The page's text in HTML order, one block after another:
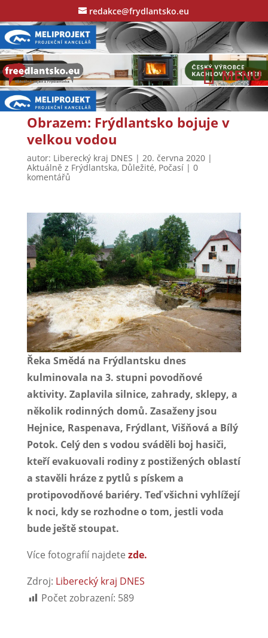
redakce@frydlantsko.eu
Obrazem: Frýdlantsko bojuje v
velkou vodou
autor: Liberecký kraj DNES | 20. června 2020|
Aktuálně z Frýdlantska, Důležité, Počasí| 0
komentářů
Řeka Smědá na Frýdlantsku dnes
kulminovala na 3. stupni povodňové
aktivity. Zaplavila silnice, zahrady, sklepy, a
několik rodinných domů. Zasaženy jsou
Hejnice, Raspenava, Frýdlant, Višňová a Bílý
Potok. Celý den s vodou sváděli boj hasiči,
kteří evakuovali rodiny z postižených oblastí
a stavěli hráze z pytlů s pískem a
protipovodňové bariéry. Teď všichni vyhlížejí
k noci, kdy se rozhodne o tom, jestli voda
bude ještě stoupat.
Více fotografií najdete zde.
Zdroj: Liberecký kraj DNES
Počet zobrazení: 589